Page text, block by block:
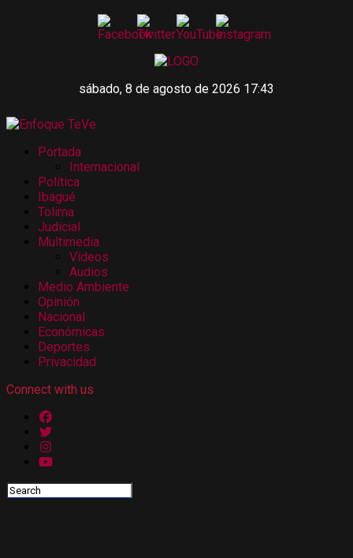
sábado, 8 de agosto de 2026 17:43
Portada
Internacional
Política
Ibagué
Tolima
Judicial
Multimedia
Vídeos
Audios
Medio Ambiente
Opinión
Nacional
Económicas
Deportes
Privacidad
Connect with us